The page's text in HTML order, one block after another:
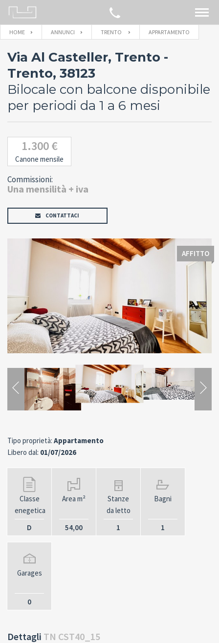
CERCA SULLA MAPPA
IMMOBILI
BLOG
CONTATTACI
HOME ANNUNCI TRENTO APPARTAMENTO
Via Al Casteller, Trento -
Trento, 38123
Bilocale con balcone disponibile
per periodi da 1 a 6 mesi
1.300 €
Canone mensile
Commissioni:
Una mensilità + iva
CONTATTACI
AFFITTO
Tipo proprietà: Appartamento
Libero dal: 01/07/2026
Classe
enegetica
D
Area m²
54,00
Stanze
da letto
1
Bagni
1
Garages
0
Dettagli TN CST40_15